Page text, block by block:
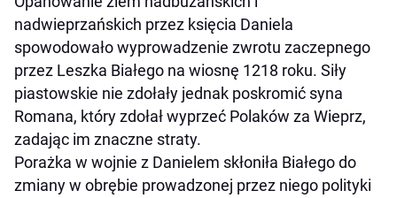
nadwieprzańskich przez księcia Daniela
spowodowało wyprowadzenie zwrotu zaczepnego
przez Leszka Białego na wiosnę 1218 roku. Siły
piastowskie nie zdołały jednak poskromić syna
Romana, który zdołał wyprzeć Polaków za Wieprz,
zadając im znaczne straty.
Porażka w wojnie z Danielem skłoniła Białego do
zmiany w obrębie prowadzonej przez niego polityki